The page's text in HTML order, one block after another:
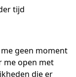
tijd
geen moment
me open met
die er